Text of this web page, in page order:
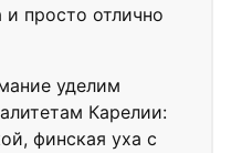
просто отлично
уделим
Карелии:
финская уха с